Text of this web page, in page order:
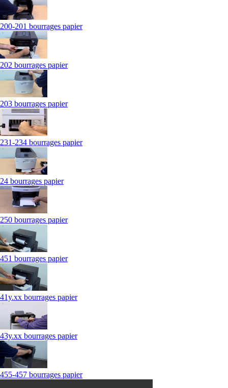
200-201 bourrages papier
202 bourrages papier
203 bourrages papier
231-234 bourrages papier
24 bourrages papier
250 bourrages papier
451 bourrages papier
41y.xx bourrages papier
43y.xx bourrages papier
455-457 bourrages papier